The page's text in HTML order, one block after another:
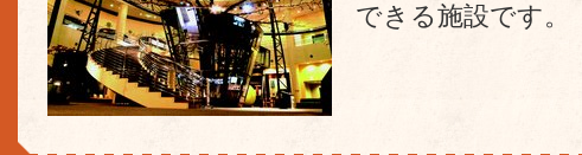
できる施設です。